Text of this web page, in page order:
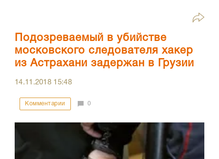
Подозреваемый в убийстве
московского следователя хакер
из Астрахани задержан в Грузии
14.11.2018 15:48
Комментарии 0